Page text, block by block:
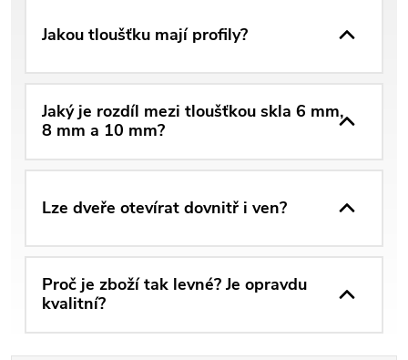
Jakou tloušťku mají profily?
Jaký je rozdíl mezi tloušťkou skla 6 mm,
8 mm a 10 mm?
Lze dveře otevírat dovnitř i ven?
Proč je zboží tak levné? Je opravdu
kvalitní?